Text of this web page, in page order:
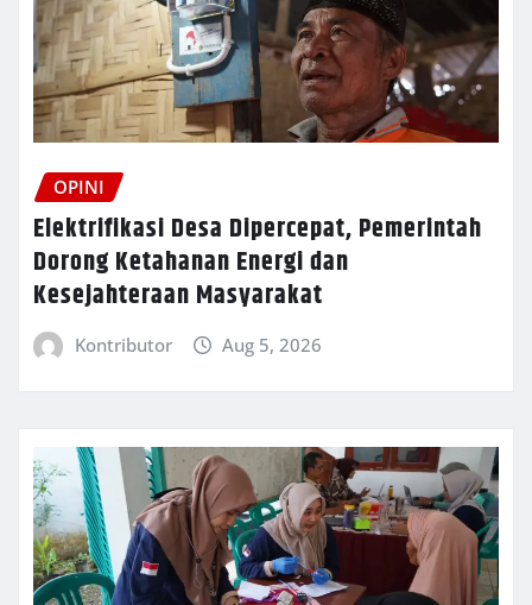
OPINI
Elektrifikasi Desa Dipercepat, Pemerintah
Dorong Ketahanan Energi dan
Kesejahteraan Masyarakat
Kontributor Aug 5, 2026